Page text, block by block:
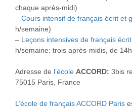
chaque après-midi)
– Cours intensif de français écrit et
h/semaine)
– Leçons intensives de français
h/semaine: trois après-midis, de
Adresse de l’école ACCORD: 3bis
75015 Paris, France
L’école de français ACCORD Paris